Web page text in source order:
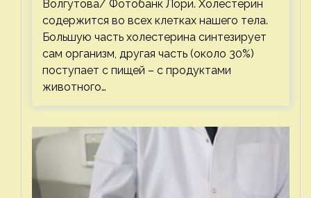
Волгутова/ Фотобанк Лори. Холестерин
содержится во всех клетках нашего тела.
Большую часть холестерина синтезирует
сам организм, другая часть (около 30%)
поступает с пищей – с продуктами
животного…